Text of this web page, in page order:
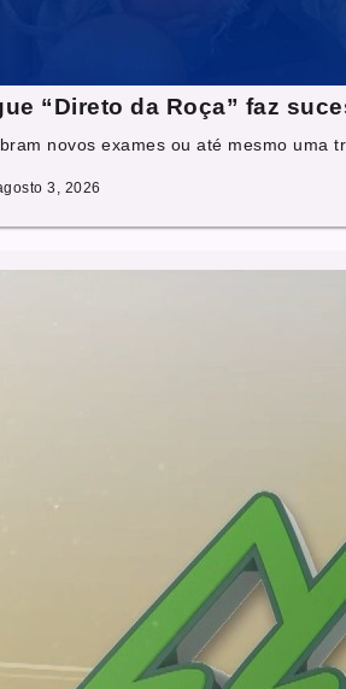
“Direto da Roça” faz
novos exames ou até mesmo uma
3, 2026